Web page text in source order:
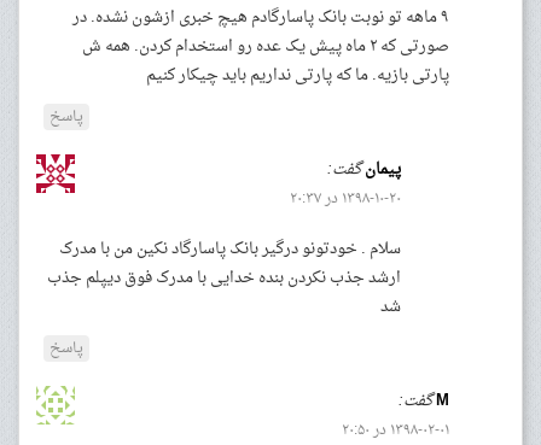
۹ ماهه تو نوبت بانک پاسارگادم هیچ خبری ازشون نشده. در
صورتی که ۲ ماه پیش یک عده رو استخدام کردن. همه ش
پارتی بازیه. ما که پارتی نداریم باید چیکار کنیم
پاسخ
پیمانگفت:
۱۳۹۸-۱۰-۲۰ در ۲۰:۳۷
سلام . خودتونو درگیر بانک پاسارگاد نکین من با مدرک
ارشد جذب نکردن بنده خدایی با مدرک فوق دیپلم جذب
شد
پاسخ
Mگفت:
۱۳۹۸-۰۲-۰۱ در ۲۰:۵۰